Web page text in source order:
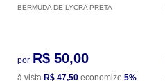
BERMUDA DE LYCRA PRETA
por R$ 50,00
à vista R$ 47,50 economize 5%